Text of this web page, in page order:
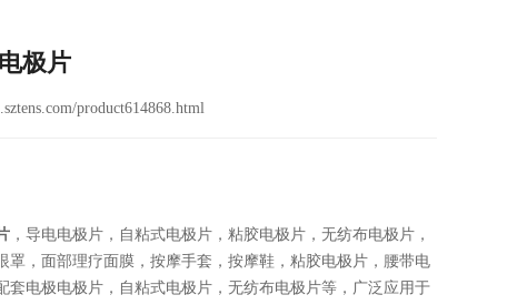
极片
product614868.html
，导电电极片，自粘式电极片，粘胶电极片，无纺布电极片，
，面部理疗面膜，按摩手套，按摩鞋，粘胶电极片，腰带电
电极电极片，自粘式电极片，无纺布电极片等，广泛应用于